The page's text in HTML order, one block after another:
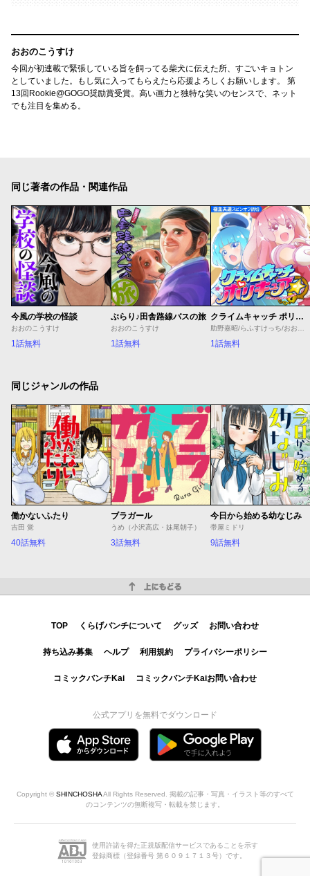
おおのこうすけ
今回が初連載で緊張している旨を飼ってる柴犬に伝えた所、すごいキョトン
としていました。もし気に入ってもらえたら応援よろしくお願いします。 第
13回Rookie@GOGO奨励賞受賞。高い画力と独特な笑いのセンスで、ネット
でも注目を集める。
同じ著者の作品・関連作品
今風の学校の怪談
おおのこうすけ
1話無料
ぶらり♪田舎路線バスの旅
おおのこうすけ
1話無料
クライムキャッチ ポリキュア☆
1話無料
同じジャンルの作品
働かないふたり
吉田 覚
40話無料
ブラガール
うめ（小沢高広・妹尾朝子）
3話無料
今日から始める幼なじみ
帯屋ミドリ
9話無料
TOP くらげバンチについて グッズ お問い合わせ
持ち込み募集 ヘルプ 利用規約 プライバシーポリシー
コミックバンチKai コミックバンチKaiお問い合わせ
公式アプリを無料でダウンロード
Copyright © SHINCHOSHAAll Rights Reserved. 掲載の記事・写真・イラスト等のすべて
のコンテンツの無断複写・転載を禁じます。
使用許諾を得た正規版配信サービスであることを示す
登録商標（登録番号 第６０９１７１３号）です。